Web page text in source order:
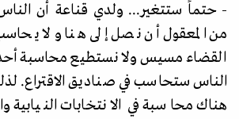
- حتماً ستتغير... ولدي قناعة أن
من المعقول أن نصل إلى هنا ولا
القضاء مسيس ولا نستطيع محاسبة
الناس ستحاسب في صناديق الاقتراع.
هناك محاسبة في الانتخابات النيابية